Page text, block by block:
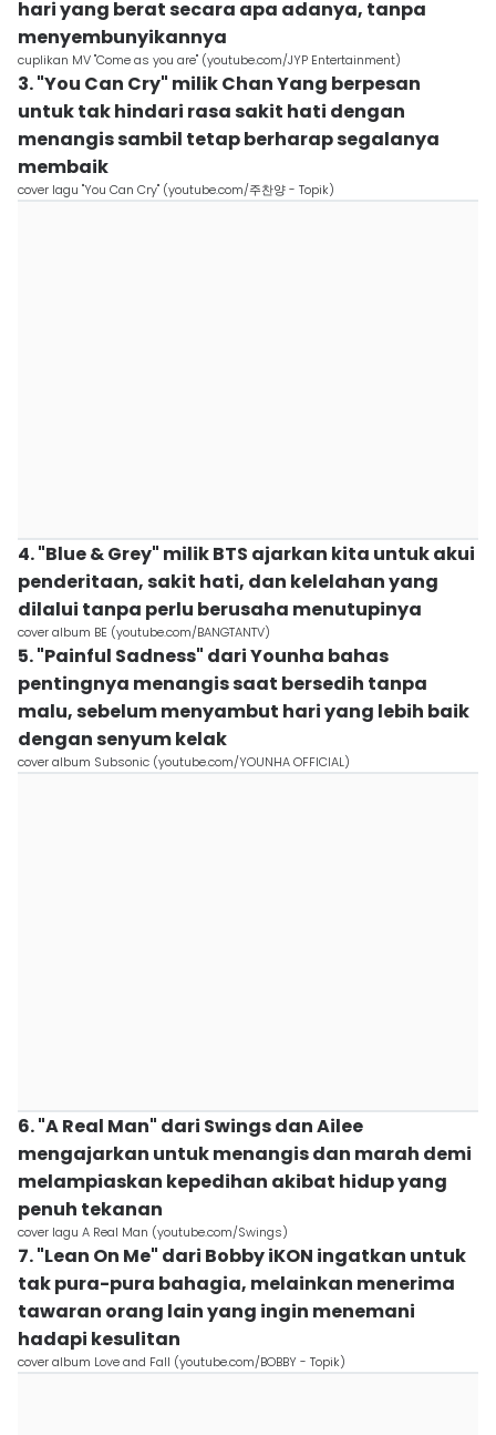
hari yang berat secara apa adanya, tanpa
menyembunyikannya
cuplikan MV "Come as you are" (youtube.com/JYP Entertainment)
3. "You Can Cry" milik Chan Yang berpesan
untuk tak hindari rasa sakit hati dengan
menangis sambil tetap berharap segalanya
membaik
cover lagu "You Can Cry" (youtube.com/주찬양 - Topik)
4. "Blue & Grey" milik BTS ajarkan kita untuk akui
penderitaan, sakit hati, dan kelelahan yang
dilalui tanpa perlu berusaha menutupinya
cover album BE (youtube.com/BANGTANTV)
5. "Painful Sadness" dari Younha bahas
pentingnya menangis saat bersedih tanpa
malu, sebelum menyambut hari yang lebih baik
dengan senyum kelak
cover album Subsonic (youtube.com/YOUNHA OFFICIAL)
6. "A Real Man" dari Swings dan Ailee
mengajarkan untuk menangis dan marah demi
melampiaskan kepedihan akibat hidup yang
penuh tekanan
cover lagu A Real Man (youtube.com/Swings)
7. "Lean On Me" dari Bobby iKON ingatkan untuk
tak pura-pura bahagia, melainkan menerima
tawaran orang lain yang ingin menemani
hadapi kesulitan
cover album Love and Fall (youtube.com/BOBBY - Topik)